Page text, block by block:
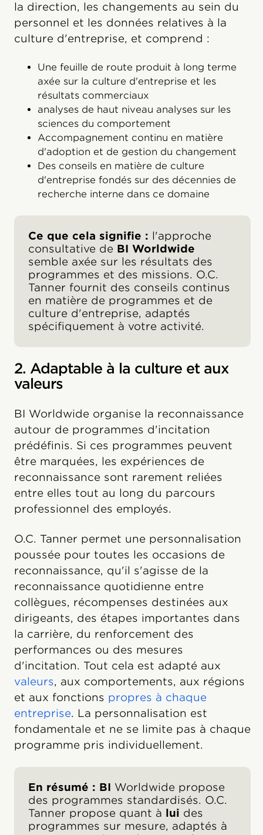
la direction, les changements au sein du
personnel et les données relatives à la
culture d'entreprise, et comprend :
Une feuille de route produit à long terme
axée sur la culture d'entreprise et les
résultats commerciaux
analyses de haut niveau analyses sur les
sciences du comportement
Accompagnement continu en matière
d'adoption et de gestion du changement
Des conseils en matière de culture
d'entreprise fondés sur des décennies de
recherche interne dans ce domaine
Ce que cela signifie : l'approche
consultative de BI Worldwide
semble axée sur les résultats des
programmes et des missions. O.C.
Tanner fournit des conseils continus
en matière de programmes et de
culture d'entreprise, adaptés
spécifiquement à votre activité.
2. Adaptable à la culture et aux
valeurs
BI Worldwide organise la reconnaissance
autour de programmes d'incitation
prédéfinis. Si ces programmes peuvent
être marquées, les expériences de
reconnaissance sont rarement reliées
entre elles tout au long du parcours
professionnel des employés.
O.C. Tanner permet une personnalisation
poussée pour toutes les occasions de
reconnaissance, qu'il s'agisse de la
reconnaissance quotidienne entre
collègues, récompenses destinées aux
dirigeants, des étapes importantes dans
la carrière, du renforcement des
performances ou des mesures
d'incitation. Tout cela est adapté aux
valeurs, aux comportements, aux régions
et aux fonctions propres à chaque
entreprise. La personnalisation est
fondamentale et ne se limite pas à chaque
programme pris individuellement.
En résumé : BI Worldwide propose
des programmes standardisés. O.C.
Tanner propose quant à lui des
programmes sur mesure, adaptés à